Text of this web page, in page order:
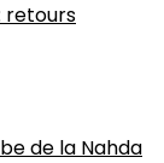
retours
de la Nahda